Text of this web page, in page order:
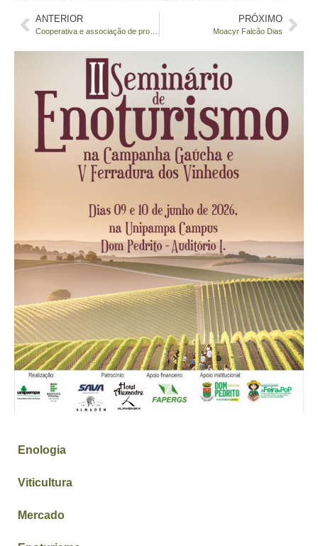
ANTERIOR PRÓXIMO
Moacyr Falcão Dias
Enologia
Viticultura
Mercado